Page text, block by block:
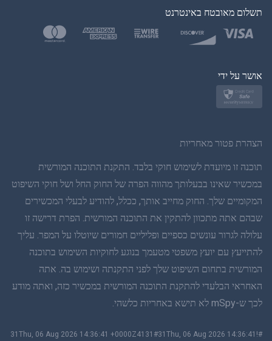
בטורקית
פולנית
תאית
סינית פשוטה
דנית
הינדי
עברית
רומנית
תשלום מאובטח באינטרנט
אושר על ידי
הצהרת פטור מאחריות
תוכנה זו מיועדת לשימוש חוקי בלבד. התקנת התוכנה המורשית
במכשיר שאינו בבעלותך מהווה הפרה של החוק החל ושל חוקי השיפוט
המקומיים שלך. החוק מחייב אותך, ככלל, להודיע לבעלי המכשירים
שבהם אתה מתכוון להתקין את התוכנה המורשית. הפרת דרישה זו
עלולה לגרור עונשים כספיים ופליליים חמורים שיוטלו על המפר. עליך
להתייעץ עם יועץ משפטי מטעמך בנוגע לחוקיות השימוש בתוכנה
המורשית בתחום השיפוט שלך לפני התקנתה ושימוש בה. אתה
האחראי הבלעדי להתקנת התוכנה המורשית במכשיר כזה, ואתה מודע
לכך ש-mSpy לא תישא באחריות כלשהי.
#!31Thu, 06 Aug 2026 14:36:41 +0000Z4131#31Thu, 06 Aug 2026 14:36:41